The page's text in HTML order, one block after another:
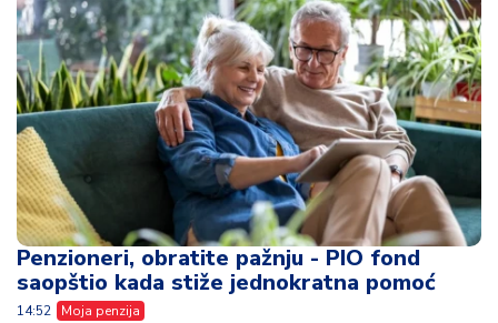
Penzioneri, obratite pažnju - PIO fond
saopštio kada stiže jednokratna pomoć
14:52 Moja penzija